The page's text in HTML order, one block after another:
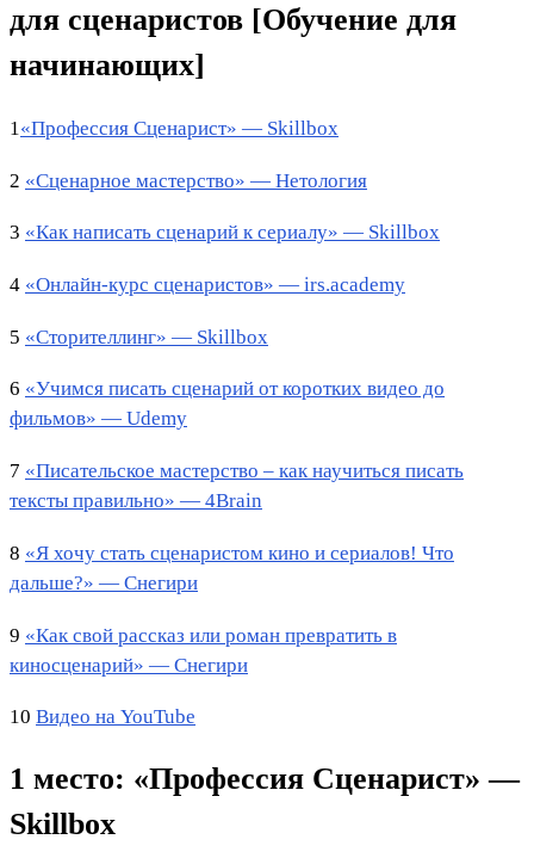
для сценаристов [Обучение для
начинающих]
1«Профессия Сценарист» — Skillbox
2 «Сценарное мастерство» — Нетология
3 «Как написать сценарий к сериалу» — Skillbox
4 «Онлайн-курс сценаристов» — irs.academy
5 «Сторителлинг» — Skillbox
6 «Учимся писать сценарий от коротких видео до
фильмов» — Udemy
7 «Писательское мастерство – как научиться писать
тексты правильно» — 4Brain
8 «Я хочу стать сценаристом кино и сериалов! Что
дальше?» — Снегири
9 «Как свой рассказ или роман превратить в
киносценарий» — Снегири
10 Видео на YouTube
1 место: «Профессия Сценарист» —
Skillbox